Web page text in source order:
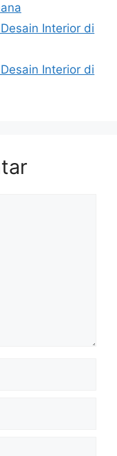
Interior di
Interior di